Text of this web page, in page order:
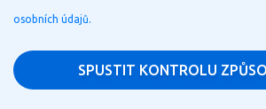
osobních údajů.